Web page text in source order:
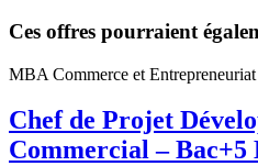
Ces offres pourraient
MBA Commerce et Entrepreneuriat
Chef de Projet
Commercial – Bac+5